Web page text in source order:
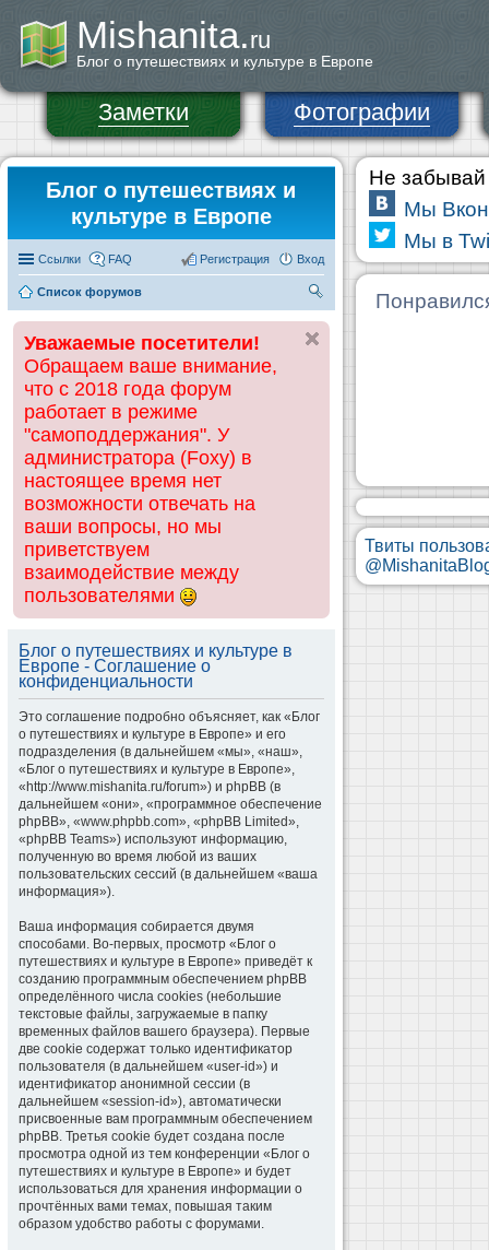
Mishanita.ru
Блог о путешествиях и культуре в Европе
Заметки Фотографии
Блог о путешествиях и
культуре в Европе
Ссылки FAQ Вход
Регистрация
Список форумов
ск
Уважаемые посетители!
Обращаем ваше внимание,
что с 2018 года форум
работает в режиме
"самоподдержания". У
администратора (Foxy) в
настоящее время нет
возможности отвечать на
ваши вопросы, но мы
приветствуем
взаимодействие между
пользователями
Блог о путешествиях и культуре в
Европе - Соглашение о
конфиденциальности
Это соглашение подробно объясняет, как «Блог
о путешествиях и культуре в Европе» и его
подразделения (в дальнейшем «мы», «наш»,
«Блог о путешествиях и культуре в Европе»,
«http://www.mishanita.ru/forum») и phpBB (в
дальнейшем «они», «программное обеспечение
phpBB», «www.phpbb.com», «phpBB Limited»,
«phpBB Teams») используют информацию,
полученную во время любой из ваших
пользовательских сессий (в дальнейшем «ваша
информация»).
Ваша информация собирается двумя
способами. Во-первых, просмотр «Блог о
путешествиях и культуре в Европе» приведёт к
созданию программным обеспечением phpBB
определённого числа cookies (небольшие
текстовые файлы, загружаемые в папку
временных файлов вашего браузера). Первые
две cookie содержат только идентификатор
пользователя (в дальнейшем «user-id») и
идентификатор анонимной сессии (в
дальнейшем «session-id»), автоматически
присвоенные вам программным обеспечением
phpBB. Третья cookie будет создана после
просмотра одной из тем конференции «Блог о
путешествиях и культуре в Европе» и будет
использоваться для хранения информации о
прочтённых вами темах, повышая таким
образом удобство работы с форумами.
Не забывай
Мы
Мы в
Твиты